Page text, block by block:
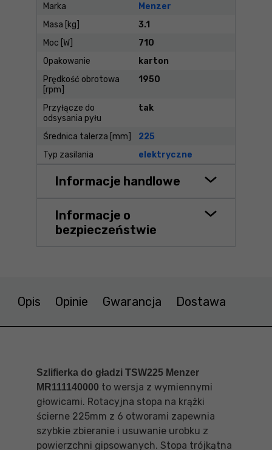
Marka
Menzer
Masa [kg]
3.1
Moc [W]
710
Opakowanie
karton
Prędkość obrotowa
[rpm]
1950
Przyłącze do
odsysania pyłu
tak
Średnica talerza [mm]
225
Typ zasilania
elektryczne
Informacje handlowe
Informacje o
bezpieczeństwie
Opis Opinie Gwarancja Dostawa
Szlifierka do gładzi TSW225 Menzer
MR111140000 to wersja z wymiennymi
głowicami. Rotacyjna stopa na krążki
ścierne 225mm z 6 otworami zapewnia
szybkie zbieranie i usuwanie urobku z
powierzchni gipsowanych. Stopa trójkątna